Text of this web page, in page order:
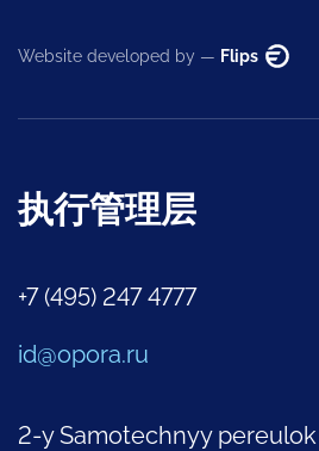
Website developed by — Flips
执行管理层
+7 (495) 247 4777
id@opora.ru
2-y Samotechnyy